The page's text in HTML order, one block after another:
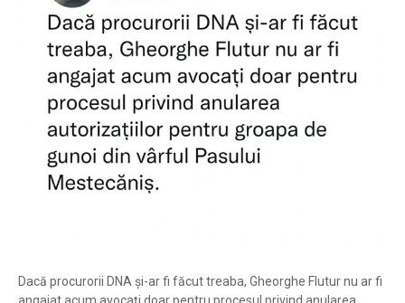
Dacă procurorii DNA și-ar fi făcut treaba, Gheorghe Flutur nu ar fi